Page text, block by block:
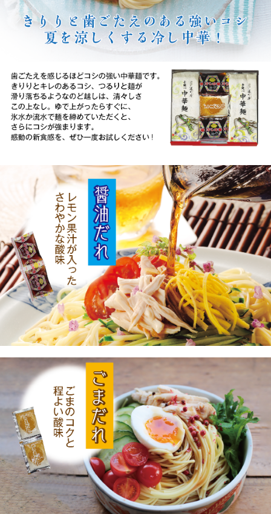
商品一覧
マイページ
よくあるご質問
お問い合わせ
カートを見る
ご利用ガイド
会員登録・特典について
会社案内
プライバシーポリシー
特定商法取引法の表記
手提げ袋